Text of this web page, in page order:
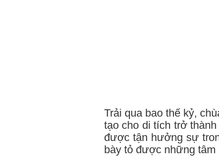
Trải qua bao thế kỷ,
tạo cho di tích trở
được tận hưởng sự
bày tỏ được những